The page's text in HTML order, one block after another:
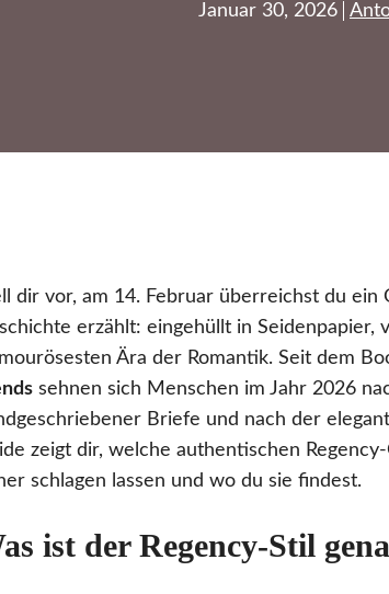
Januar 30, 2026
dir vor, am 14. Februar überreichst du
erzählt: eingehüllt in
Ära der Romantik. Seit dem
sehnen sich Menschen im Jahr 2026
Briefe und nach der
zeigt dir, welche authentischen
schlagen lassen und wo du sie findest.
ist der Regency-Stil